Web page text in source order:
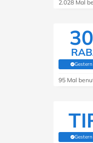
2.028 Mal
Gestern
95 Mal
Gestern